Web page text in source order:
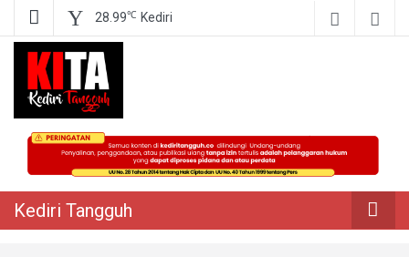
28.99℃ Kediri
Kediri Tangguh
Berita Akurat Terpercaya
Kediri Tangguh